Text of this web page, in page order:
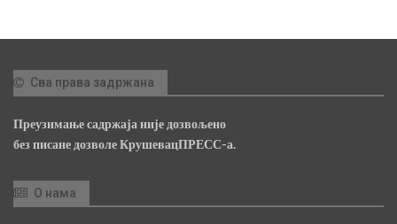
Сва права задржана
Преузимање садржаја није дозвољено
без писане дозволе КрушевацПРЕСС-а.
О нама